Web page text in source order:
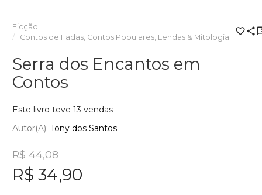
Ficção
Contos de Fadas, Contos Populares, Lendas & Mitologia
Serra dos Encantos em
Contos
Este livro teve 13 vendas
Autor(a): Tony dos Santos
R$ 44,08
R$ 34,90